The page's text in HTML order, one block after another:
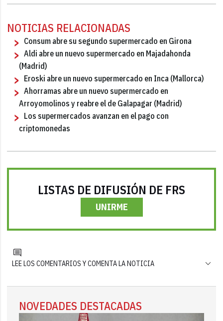
NOTICIAS RELACIONADAS
Consum abre su segundo supermercado en Girona
Aldi abre un nuevo supermercado en Majadahonda
(Madrid)
Eroski abre un nuevo supermercado en Inca (Mallorca)
Ahorramas abre un nuevo supermercado en
Arroyomolinos y reabre el de Galapagar (Madrid)
Los supermercados avanzan en el pago con
criptomonedas
LISTAS DE DIFUSIÓN DE FRS
UNIRME
LEE LOS COMENTARIOS Y COMENTA LA NOTICIA
NOVEDADES DESTACADAS